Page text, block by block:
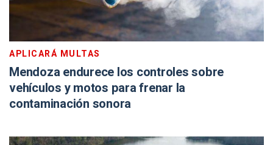
APLICARÁ MULTAS
Mendoza endurece los controles sobre
vehículos y motos para frenar la
contaminación sonora